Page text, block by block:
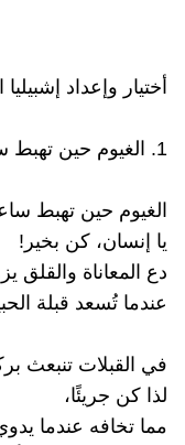
أختيار وإعداد
1. الغيوم حين تهبط ساعة الفرح
الغيوم حين تهبط
يا إنسان، كن بخير!
دع المعاناة والقلق
عندما تُسعد قبلة
في القبلات تنبعث
لذا كن جريئًا،
مما تخافه عندما